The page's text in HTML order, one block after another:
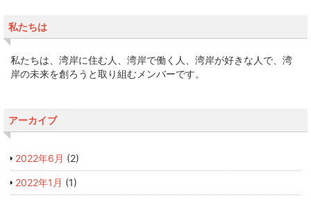
私たちは
私たちは、湾岸に住む人、湾岸で働く人、湾岸が好きな人で、湾
岸の未来を創ろうと取り組むメンバーです。
アーカイブ
2022年6月 (2)
2022年1月 (1)